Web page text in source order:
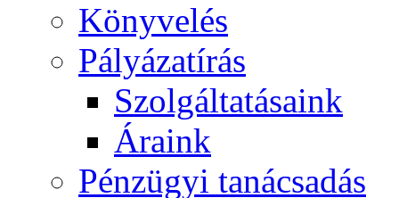
Könyvelés
Pályázatírás
Szolgáltatásaink
Áraink
Pénzügyi tanácsadás